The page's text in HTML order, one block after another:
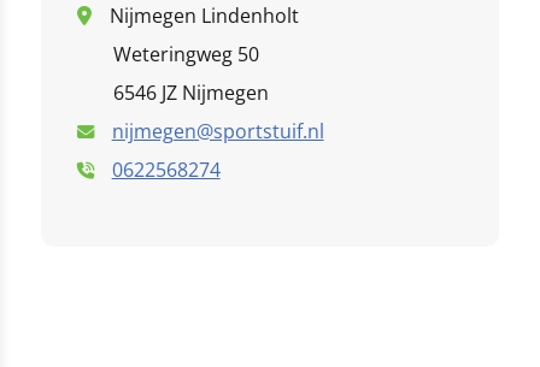
Nijmegen Lindenholt
Weteringweg 50
6546 JZ Nijmegen
nijmegen@sportstuif.nl
0622568274